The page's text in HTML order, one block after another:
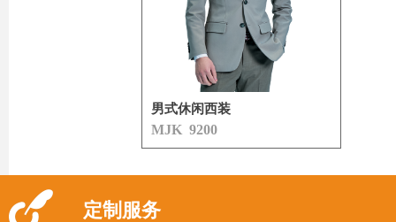
男式休闲西装
MJK 9200
定制服务